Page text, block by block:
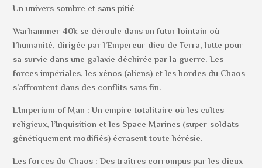
Un univers sombre et sans pitié
Warhammer 40k se déroule dans un futur lointain où
l’humanité, dirigée par l’Empereur-dieu de Terra, lutte pour
sa survie dans une galaxie déchirée par la guerre. Les
forces impériales, les xénos (aliens) et les hordes du Chaos
s’affrontent dans des conflits sans fin.
L’Imperium of Man : Un empire totalitaire où les cultes
religieux, l’Inquisition et les Space Marines (super-soldats
génétiquement modifiés) écrasent toute hérésie.
Les forces du Chaos : Des traîtres corrompus par les dieux